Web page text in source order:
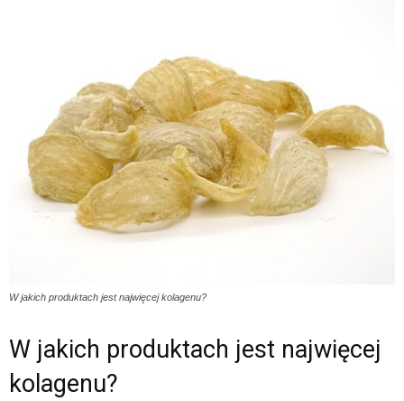
W jakich produktach jest najwięcej kolagenu?
W jakich produktach jest najwięcej
kolagenu?